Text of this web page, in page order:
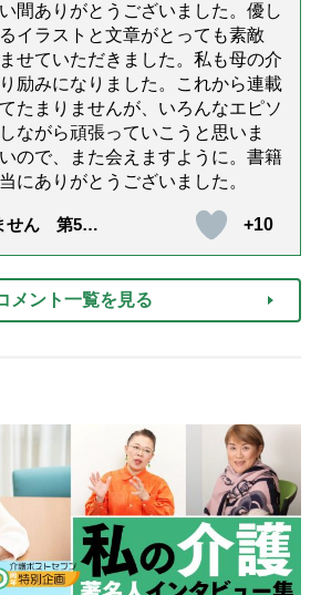
間ありがとうございました。優し
イラストと文章がとっても素敵
せていただきました。私も母の介
励みになりました。これから連載
たまりませんが、いろんなエピソ
ながら頑張っていこうと思いま
ので、また会えますように。書籍
にありがとうございました。
せん 第500
+10
メント一覧を見る